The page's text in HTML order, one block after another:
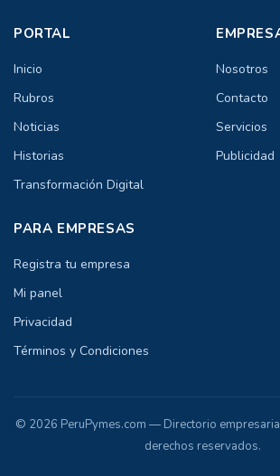
PORTAL
Inicio
Rubros
Noticias
Historias
Transformación Digital
Nosotros
Contacto
Servicios
Publicidad
PARA EMPRESAS
Registra tu empresa
Mi panel
Privacidad
Términos y Condiciones
© 2026 PeruPymes.com — Directorio
derechos reservados.